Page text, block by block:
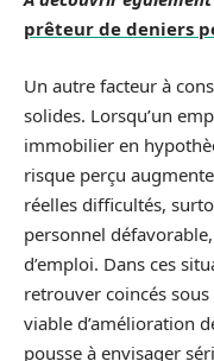
prêteur de deniers
Un autre facteur à
solides. Lorsqu’un
immobilier en
risque perçu
réelles difficultés,
personnel
d’emploi. Dans ces
retrouver coincés
viable d’amélioration
pousse à envisager